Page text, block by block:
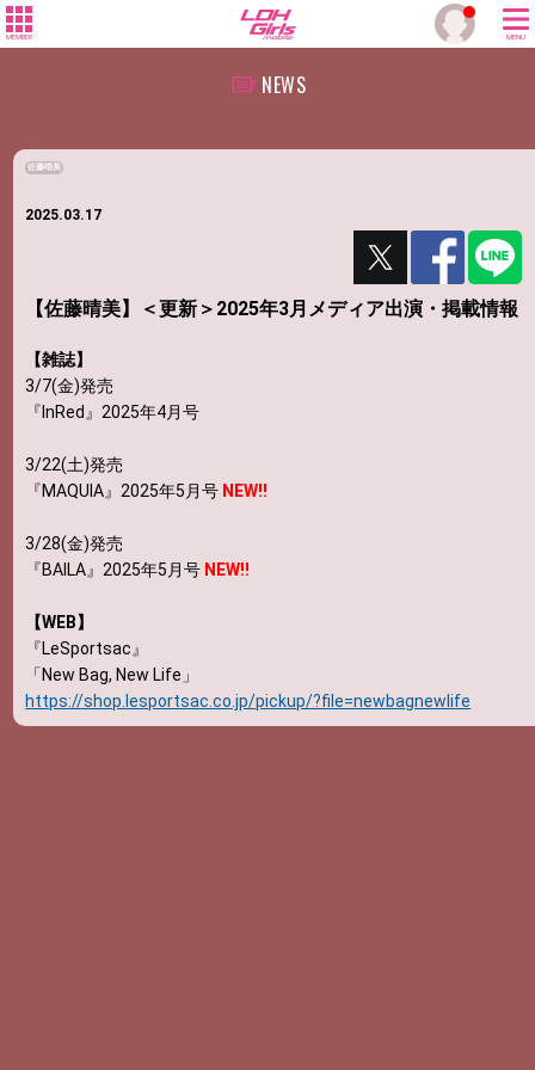
MEMBER MENU
NEWS
佐藤晴美
2025.03.17
【佐藤晴美】＜更新＞2025年3月メディア出演・掲載情報
【雑誌】
3/7(金)発売
『InRed』2025年4月号
3/22(土)発売
『MAQUIA』2025年5月号 NEW!!
3/28(金)発売
『BAILA』2025年5月号 NEW!!
【WEB】
『LeSportsac』
「New Bag, New Life」
https://shop.lesportsac.co.jp/pickup/?file=newbagnewlife